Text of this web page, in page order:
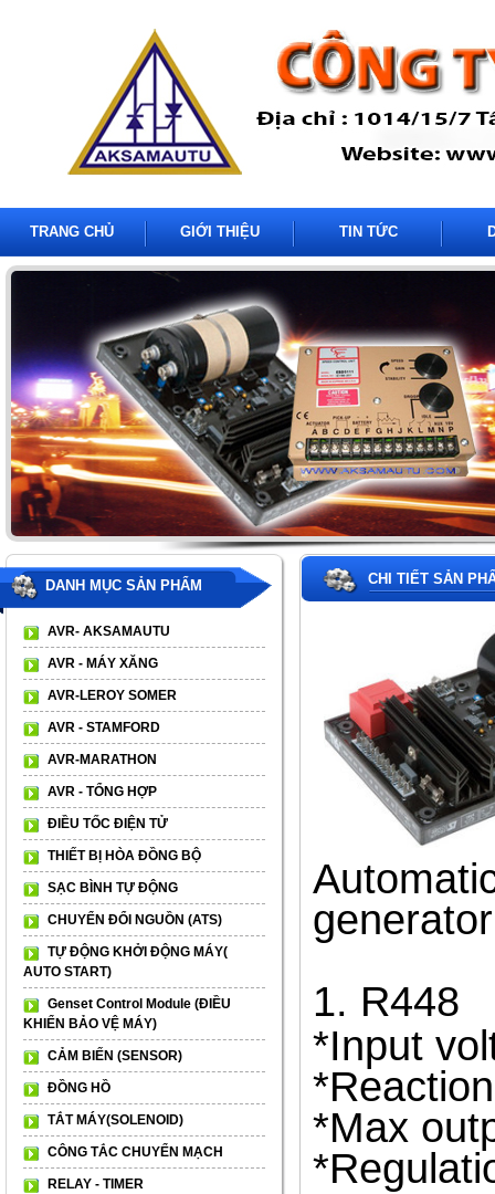
TRANG CHỦ GIỚI THIỆU TIN TỨC
DANH MỤC SẢN PHẨM
AVR- AKSAMAUTU
AVR - MÁY XĂNG
AVR-LEROY SOMER
AVR - STAMFORD
AVR-MARATHON
AVR - TỔNG HỢP
ĐIỀU TỐC ĐIỆN TỬ
THIẾT BỊ HÒA ĐỒNG BỘ
SẠC BÌNH TỰ ĐỘNG
CHUYỂN ĐỔI NGUỒN (ATS)
TỰ ĐỘNG KHỞI ĐỘNG MÁY(
AUTO START)
Genset Control Module (ĐIỀU
KHIỂN BẢO VỆ MÁY)
CẢM BIẾN (SENSOR)
ĐỒNG HỒ
TẮT MÁY(SOLENOID)
CÔNG TẮC CHUYỂN MẠCH
RELAY - TIMER
CHI TIẾT SẢN
1. R448
*Input
*Max